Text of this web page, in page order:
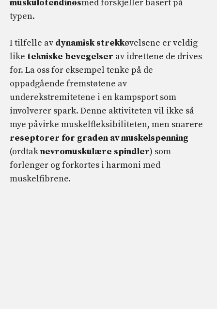
muskulotendinøsmed forskjeller basert på
typen.
I tilfelle av dynamisk strekkøvelsene er veldig
like tekniske bevegelser av idrettene de drives
for. La oss for eksempel tenke på de
oppadgående fremstøtene av
underekstremitetene i en kampsport som
involverer spark. Denne aktiviteten vil ikke så
mye påvirke muskelfleksibiliteten, men snarere
reseptorer for graden av muskelspenning
(ordtaknevromuskulære spindler) som
forlenger og forkortes i harmoni med
muskelfibrene.